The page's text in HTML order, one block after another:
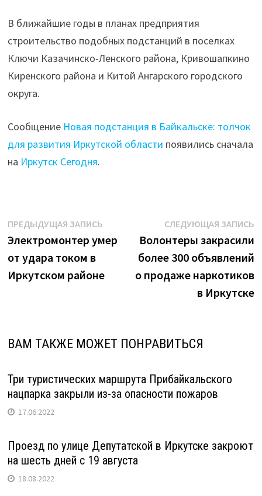
В ближайшие годы в планах предприятия
строительство подобных подстанций в поселках
Ключи Казачинско-Ленского района, Кривошапкино
Киренского района и Китой Ангарского городского
округа.
Сообщение Новая подстанция в Байкальске: толчок
для развития Иркутской области появились сначала
на Иркутск Сегодня.
Навигация
по
записям
ПРЕДЫДУЩАЯ ЗАПИСЬПредыдущая
запись:
Электромонтер умер
от удара током в
Иркутском районе
СЛЕДУЮЩАЯ ЗАПИСЬ
Волонтеры закрасили
более 300 объявлений
о продаже наркотиков
в Иркутске
ВАМ ТАКЖЕ МОЖЕТ ПОНРАВИТЬСЯ
Три туристических маршрута Прибайкальского
нацпарка закрыли из-за опасности пожаров
17.06.2022
Проезд по улице Депутатской в Иркутске закроют
на шесть дней с 19 августа
18.08.2022